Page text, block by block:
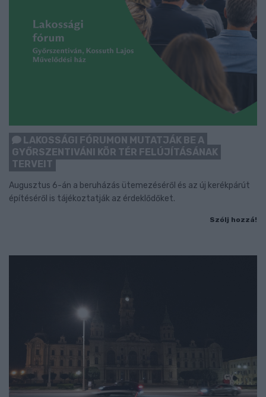
LAKOSSÁGI FÓRUMON MUTATJÁK BE A
GYŐRSZENTIVÁNI KÖR TÉR FELÚJÍTÁSÁNAK
TERVEIT
Augusztus 6-án a beruházás ütemezéséről és az új kerékpárút
építéséről is tájékoztatják az érdeklődőket.
Szólj hozzá!